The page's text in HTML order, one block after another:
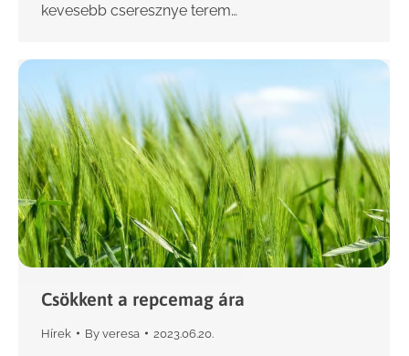
kevesebb cseresznye terem…
Csökkent a repcemag ára
Hírek By veresa 2023.06.20.